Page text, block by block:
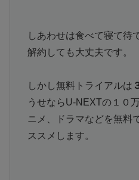
しあわせは食べて寝て待
解約しても大丈夫です。
しかし無料トライアルは
うせならU-NEXTの１０
ニメ、ドラマなどを無料
ススメします。